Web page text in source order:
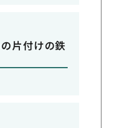
片付けの鉄